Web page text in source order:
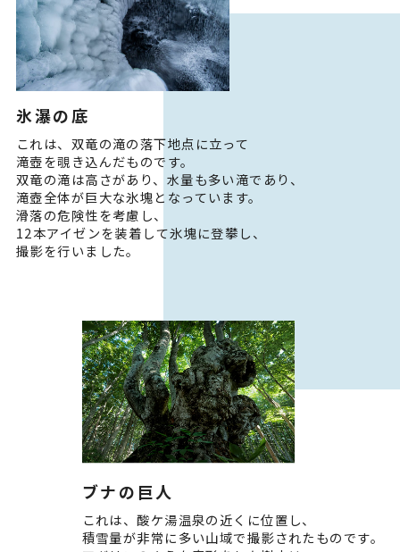
氷瀑の底
これは、双竜の滝の落下地点に立って
滝壺を覗き込んだものです。
双竜の滝は高さがあり、水量も多い滝であり、
滝壺全体が巨大な氷塊となっています。
滑落の危険性を考慮し、
12本アイゼンを装着して氷塊に登攀し、
撮影を行いました。
ブナの巨人
これは、酸ケ湯温泉の近くに位置し、
積雪量が非常に多い山域で撮影されたものです。